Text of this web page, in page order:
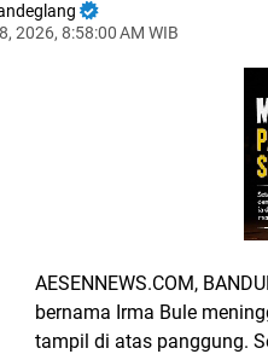
2026, 8:58:00 AM WIB
AESENNEWS.COM,
bernama Irma Bule
tampil di atas panggung.